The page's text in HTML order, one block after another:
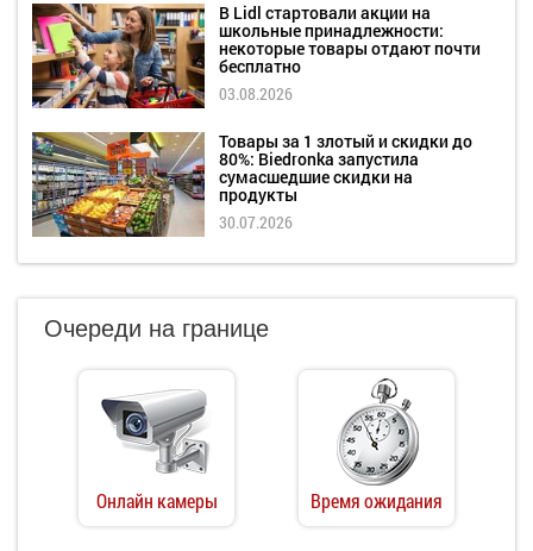
В Lidl стартовали акции на
школьные принадлежности:
некоторые товары отдают почти
бесплатно
03.08.2026
Товары за 1 злотый и скидки до
80%: Biedronka запустила
сумасшедшие скидки на
продукты
30.07.2026
Очереди на границе
Онлайн камеры Время ожидания